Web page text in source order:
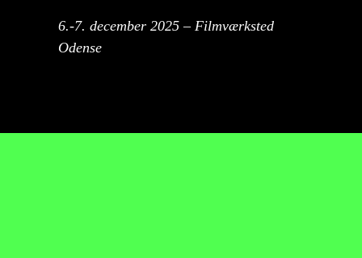
6.-7. december 2025 – Filmværksted
Odense